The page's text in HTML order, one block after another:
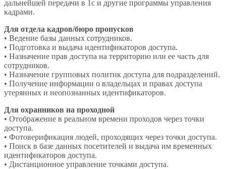
дальнейшей передачи в 1с и другие программы управления
кадрами.
Для отдела кадров/бюро пропусков
• Ведение базы данных сотрудников.
• Подготовка и выдача идентификаторов доступа.
• Назначение прав доступа на территорию или ее часть для
сотрудников.
• Назначение групповых политик доступа для подразделений.
• Получение информации о владельцах и правах доступа
утерянных и неопознанных идентификаторов.
Для охранников на проходной
• Отображение в реальном времени проходов через точки
доступа.
• Фотоверификация людей, проходящих через точки доступа.
• Поиск в базе данных посетителей и выдача им временных
идентификаторов доступа.
• Дистанционное управление точками доступа.